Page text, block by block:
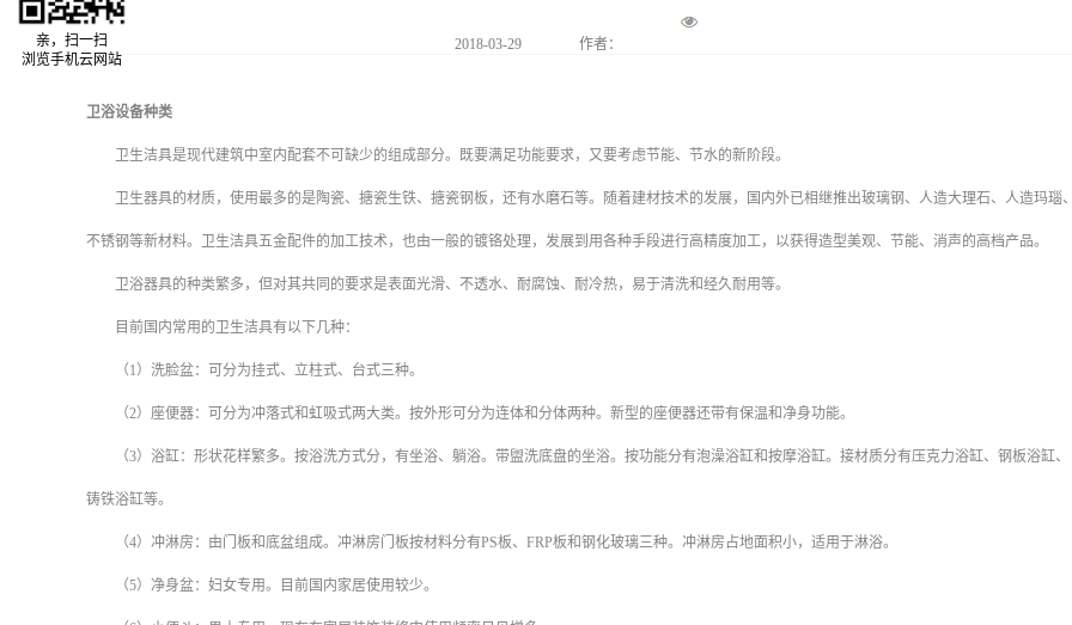
2018-03-29 作者：
卫浴设备种类
卫生洁具是现代建筑中室内配套不可缺少的组成部分。既要满足功能要求，又要考虑节能、节水的新阶段。
卫生器具的材质，使用最多的是陶瓷、搪瓷生铁、搪瓷钢板，还有水磨石等。随着建材技术的发展，国内外已相继推出玻璃钢、人造大理石、人造玛瑙、
不锈钢等新材料。卫生洁具五金配件的加工技术，也由一般的镀铬处理，发展到用各种手段进行高精度加工，以获得造型美观、节能、消声的高档产品。
卫浴器具的种类繁多，但对其共同的要求是表面光滑、不透水、耐腐蚀、耐冷热，易于清洗和经久耐用等。
目前国内常用的卫生洁具有以下几种：
（1）洗脸盆：可分为挂式、立柱式、台式三种。
（2）座便器：可分为冲落式和虹吸式两大类。按外形可分为连体和分体两种。新型的座便器还带有保温和净身功能。
（3）浴缸：形状花样繁多。按浴洗方式分，有坐浴、躺浴。带盥洗底盘的坐浴。按功能分有泡澡浴缸和按摩浴缸。接材质分有压克力浴缸、钢板浴缸、
铸铁浴缸等。
（4）冲淋房：由门板和底盆组成。冲淋房门板按材料分有PS板、 FRP板和钢化玻璃三种。冲淋房占地面积小，适用于淋浴。
（5）净身盆：妇女专用。目前国内家居使用较少。
亲，扫一扫
浏览手机云网站